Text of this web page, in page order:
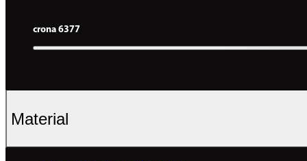
crona 6377
Material